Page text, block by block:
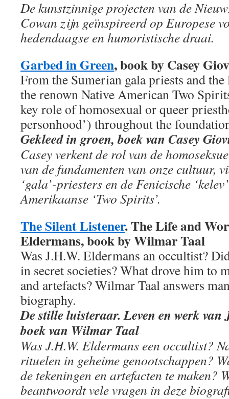
De kunstzinnige projecten van de
Cowan zijn geïnspireerd op Europese
hedendaagse en humoristische draai.
Garbed in Green, book by Casey
From the Sumerian gala priests and
the renown Native American Two
key role of homosexual or queer
personhood’) throughout the
Gekleed in groen, boek van Casey
Casey verkent de rol van de
van de fundamenten van onze cultuur,
‘gala’-priesters en de Fenicische
Amerikaanse ‘Two Spirits’.
The Silent Listener. The Life and
Eldermans, book by Wilmar Taal
Was J.H.W. Eldermans an occultist?
in secret societies? What drove him to
and artefacts? Wilmar Taal answers
biography.
De stille luisteraar. Leven en werk van
boek van Wilmar Taal
Was J.H.W. Eldermans een occultist?
rituelen in geheime genootschappen?
de tekeningen en artefacten te maken?
beantwoordt vele vragen in deze